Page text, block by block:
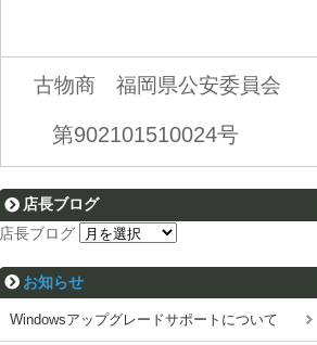
古物商 福岡県公安委員会
第902101510024号
店長ブログ
店長ブログ
お知らせ
Windowsアップグレードサポートについて